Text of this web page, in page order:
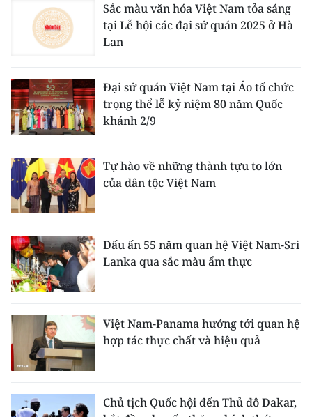
Media Môi trường
Ảnh
TIN MỚI
Trung du và miền núi phía Bắc
Đồng bằng sông Hồng
Bắc Trung Bộ
Duyên hải Nam Trung Bộ và Tây
Nguyên
Đông Nam Bộ
Đồng bằng sông Cửu Long
Sắc màu văn hóa Việt Nam tỏa sáng
tại Lễ hội các đại sứ quán 2025 ở Hà
Lan
Đại sứ quán Việt Nam tại Áo tổ chức
trọng thể lễ kỷ niệm 80 năm Quốc
khánh 2/9
Tự hào về những thành tựu to lớn
của dân tộc Việt Nam
Dấu ấn 55 năm quan hệ Việt Nam-Sri
Lanka qua sắc màu ẩm thực
Việt Nam-Panama hướng tới quan hệ
hợp tác thực chất và hiệu quả
Chủ tịch Quốc hội đến Thủ đô Dakar,